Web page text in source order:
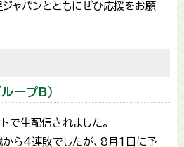
ジャパンとともにぜひ応援をお願
ープB）
で生配信されました。
ら4連敗でしたが、8月1日に予